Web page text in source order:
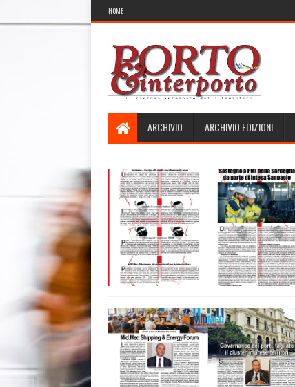
HOME
ARCHIVIO ARCHIVIO EDIZIONI